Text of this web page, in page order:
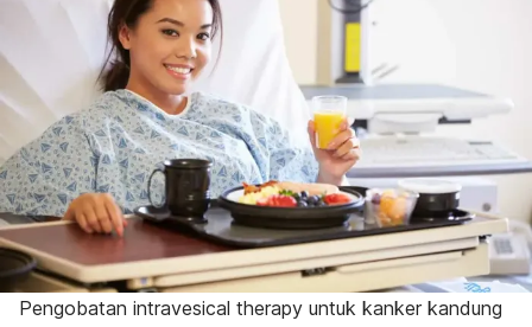
Pengobatan intravesical therapy untuk kanker kandung